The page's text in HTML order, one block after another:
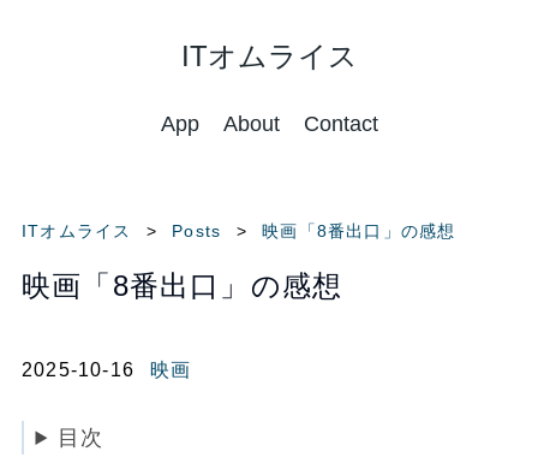
ITオムライス
App About Contact
ITオムライス Posts 映画「8番出口」の感想
映画「8番出口」の感想
2025-10-16 映画
目次